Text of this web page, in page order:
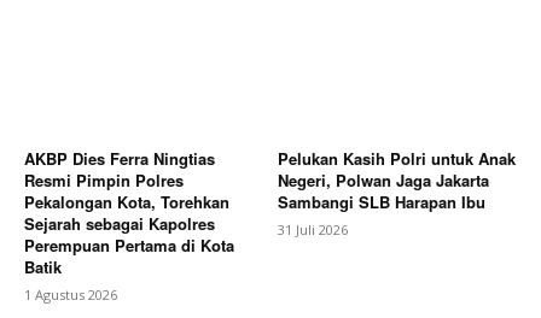
AKBP Dies Ferra Ningtias
Resmi Pimpin Polres
Pekalongan Kota, Torehkan
Sejarah sebagai Kapolres
Perempuan Pertama di Kota
Batik
1 Agustus 2026
Pelukan Kasih Polri untuk Anak
Negeri, Polwan Jaga Jakarta
Sambangi SLB Harapan Ibu
31 Juli 2026